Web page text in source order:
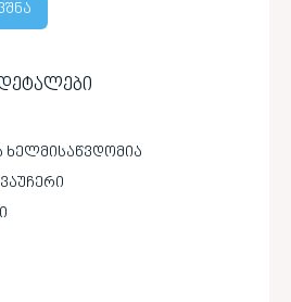
ხელმისაწვდომია